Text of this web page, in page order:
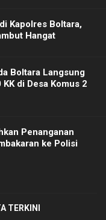
Kapolres Boltara,
Hangat
Boltara Langsung
di Desa Komus 2
Penanganan
ke Polisi
TERKINI